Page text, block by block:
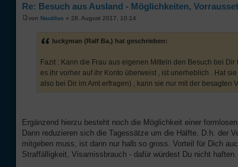
Re: Besuch aus Ausland - Möglichkeiten,
von Nautilus » 28. August 2017, 10:14
luckyman (Ralf Ba.) hat geschrieben:
Fazit : Kann die Frau aus eigenen Mitteln den Besuch bei
es ihr vorher auf ihr Konto überweist , ist unerheblich . Hat
also bei Dir im Amt erfragen) , kann sie nur mit der besagten
Ergänzend hierzu besteht noch die Möglichkeit einer
Dann reduzieren sich die Tagessätze um die Hälfte. D.h. der
mitgeben muss, ist dann nur halb so gross. Vorteil für Dich
Straffälligkeit, Visamissbrauch - dafür würdest Du nicht haften.